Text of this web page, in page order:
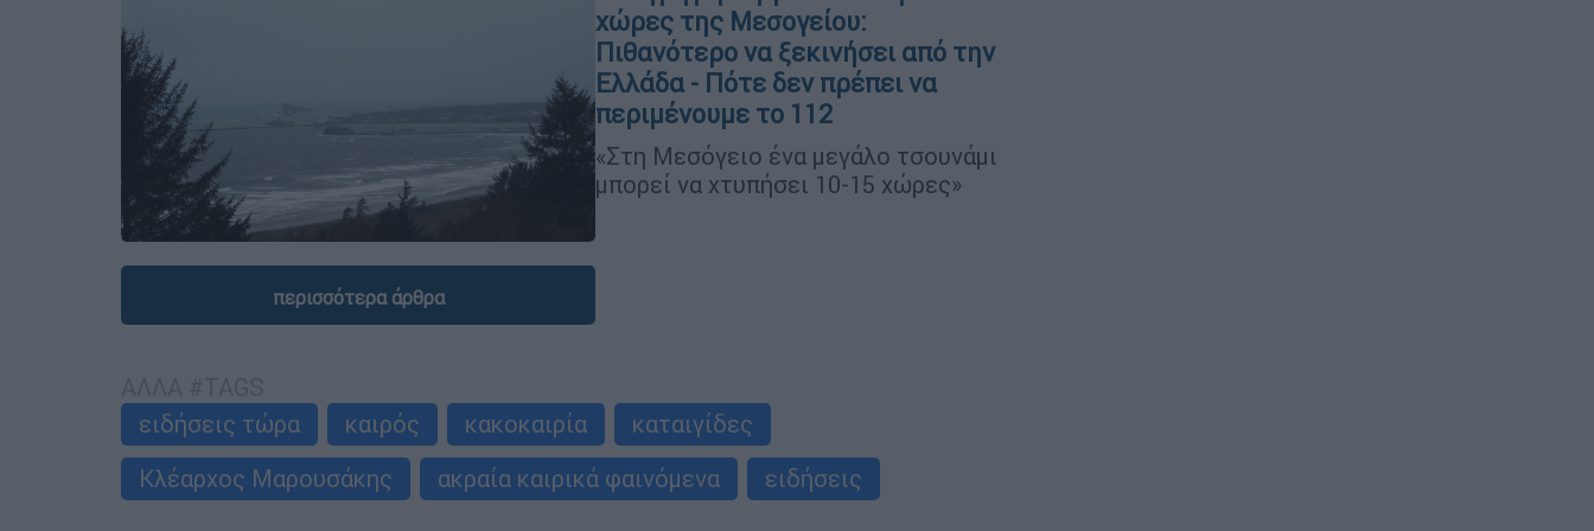
χώρες της Μεσογείου:
Πιθανότερο να ξεκινήσει από την
Ελλάδα - Πότε δεν πρέπει να
περιμένουμε το 112
«Στη Μεσόγειο ένα μεγάλο τσουνάμι
μπορεί να χτυπήσει 10-15 χώρες»
περισσότερα άρθρα
ειδήσεις τώρα
καιρός κακοκαιρία
καταιγίδες
Κλέαρχος Μαρουσάκης
ακραία καιρικά φαινόμενα ειδήσεις